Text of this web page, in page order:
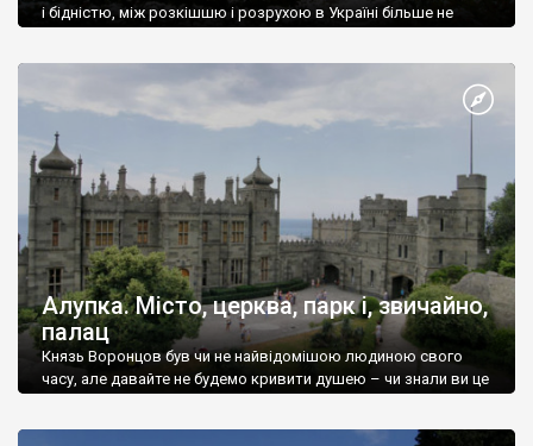
і бідністю, між розкішшю і розрухою в Україні більше не
Алупка. Місто, церква, парк і, звичайно,
палац
Князь Воронцов був чи не найвідомішою людиною свого
часу, але давайте не будемо кривити душею – чи знали ви це